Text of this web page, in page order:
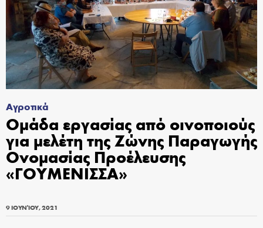
Αγροτικά
Ομάδα εργασίας από οινοποιούς
για μελέτη της Ζώνης Παραγωγής
Ονομασίας Προέλευσης
«ΓΟΥΜΕΝΙΣΣΑ»
9 ΙΟΥΝΊΟΥ, 2021